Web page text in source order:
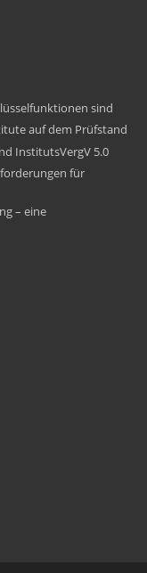
sind
auf dem Prüfstand
InstitutsVergV 5.0
für
– eine